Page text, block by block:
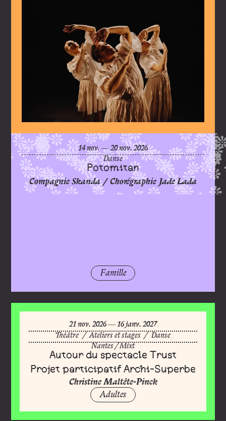
Potomitan
Compagnie Skanda / Chorégraphie Jade Lada
du
14 novembre
nov. ―au
20novembre
nov. 2026
Danse
Famille
du
21 novembre
nov. 2026 ― au
16 janvier
janv. 2027
Théâtre / Ateliers et stages / Danse
Nantes /Mixt
Autour du spectacle Trust
Projet participatif Archi-Superbe
Christine Maltête-Pinck
Adultes